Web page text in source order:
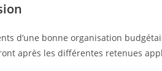
d’une bonne organisation
après les différentes retenues